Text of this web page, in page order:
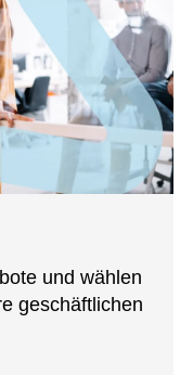
und wählen
geschäftlichen